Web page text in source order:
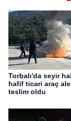
Torbalı'da seyir
hafif ticari araç
teslim oldu